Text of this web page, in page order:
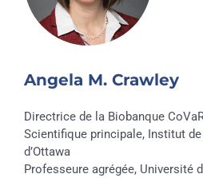
Angela M. Crawley
Directrice de la Biobanque
Scientifique principale, Institut de
d’Ottawa
Professeure agrégée, Université